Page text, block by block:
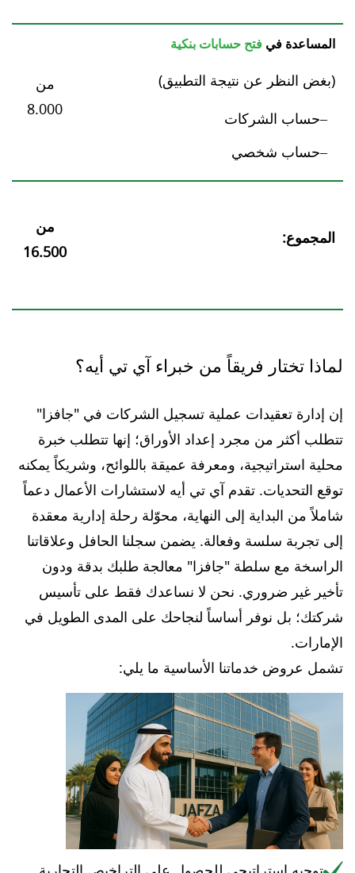
المساعدة في فتح حسابات بنكية
(بغض النظر عن نتيجة التطبيق)
حساب الشركات
حساب شخصي
من
8.000
المجموع:
من
16.500
لماذا تختار فريقاً من خبراء آي تي أيه؟
إن إدارة تعقيدات عملية تسجيل الشركات في "جافزا"
تتطلب أكثر من مجرد إعداد الأوراق؛ إنها تتطلب خبرة
محلية استراتيجية، ومعرفة عميقة باللوائح، وشريكاً يمكنه
توقع التحديات. تقدم آي تي أيه لاستشارات الأعمال دعماً
شاملاً من البداية إلى النهاية، محوّلة رحلة إدارية معقدة
إلى تجربة سلسة وفعالة. يضمن سجلنا الحافل وعلاقاتنا
الراسخة مع سلطة "جافزا" معالجة طلبك بدقة ودون
تأخير غير ضروري. نحن لا نساعدك فقط على تأسيس
شركتك؛ بل نوفر أساساً لنجاحك على المدى الطويل في
الإمارات.
تشمل عروض خدماتنا الأساسية ما يلي: